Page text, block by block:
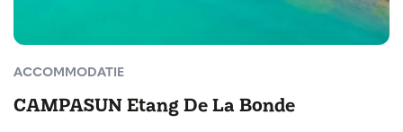
ACCOMMODATIE
CAMPASUN Etang De La Bonde